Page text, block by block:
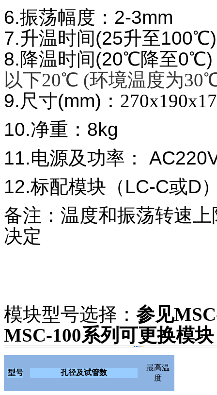
6.振荡幅度： 2-3mm
7.升温时间(25升至
8.降温时间(20℃降至
以下20℃ (环境温度为30
9.尺寸(mm)：
10.净重：8kg
11.电源及功率：
12.标配模块（LC-C或D
备注 ： 温度和振荡转速上
决定
模块型号选择： 参见
MSC-100系列可更换模块
型号 孔径及试管数
最高温
度